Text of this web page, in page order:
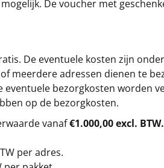
De voucher met
De eventuele kosten zijn
meerdere adressen dienen te
bezorgkosten worden
op de bezorgkosten.
vanaf€1.000,00 excl. BTW.
per adres.